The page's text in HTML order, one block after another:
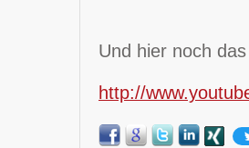
Und hier noch
http://